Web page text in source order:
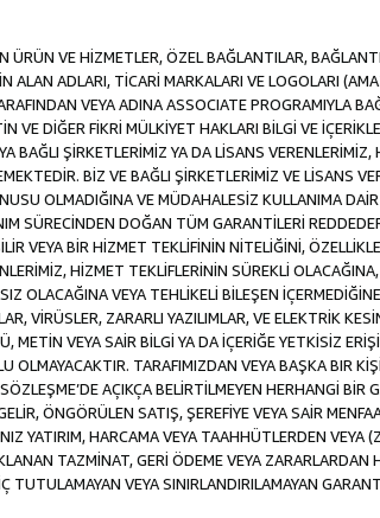
VE HİZMETLER, ÖZEL BAĞLANTILAR,
ALAN ADLARI, TİCARİ MARKALARI VE LOGOLARI
VEYA ADINA ASSOCIATE PROGRAMIYLA
DİĞER FİKRİ MÜLKİYET HAKLARI BİLGİ VE
BAĞLI ŞİRKETLERİMİZ YA DA LİSANS
BİZ VE BAĞLI ŞİRKETLERİMİZ VE LİSANS
OLMADIĞINA VE MÜDAHALESİZ KULLANIMA
SÜRECİNDEN DOĞAN TÜM GARANTİLERİ
VEYA BİR HİZMET TEKLİFİNİN NİTELİĞİNİ,
HİZMET TEKLİFLERİNİN SÜREKLİ
OLACAĞINA VEYA TEHLİKELİ BİLEŞEN
VİRÜSLER, ZARARLI YAZILIMLAR, VE ELEKTRİK
VEYA SAİR BİLGİ YA DA İÇERİĞE YETKİSİZ
OLMAYACAKTIR. TARAFIMIZDAN VEYA BAŞKA BIR
AÇIKÇA BELİRTİLMEYEN HERHANGİ
ÖNGÖRÜLEN SATIŞ, ŞEREFİYE VEYA SAİR
YATIRIM, HARCAMA VEYA TAAHHÜTLERDEN VEYA
TAZMİNAT, GERİ ÖDEME VEYA ZARARLARDAN
VEYA SINIRLANDIRILAMAYAN